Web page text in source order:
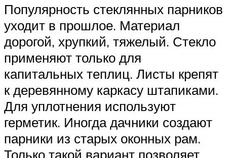
Популярность стеклянных парников
уходит в прошлое. Материал
дорогой, хрупкий, тяжелый. Стекло
применяют только для
капитальных теплиц. Листы крепят
к деревянному каркасу штапиками.
Для уплотнения используют
герметик. Иногда дачники создают
парники из старых оконных рам.
Только такой вариант позволяет